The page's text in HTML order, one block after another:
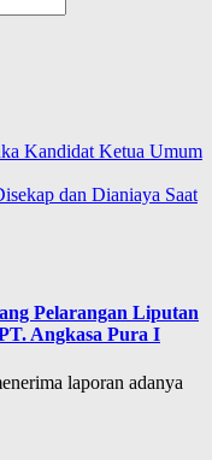
Kandidat Ketua Umum
dan Dianiaya Saat
Pelarangan Liputan
Angkasa Pura I
laporan adanya